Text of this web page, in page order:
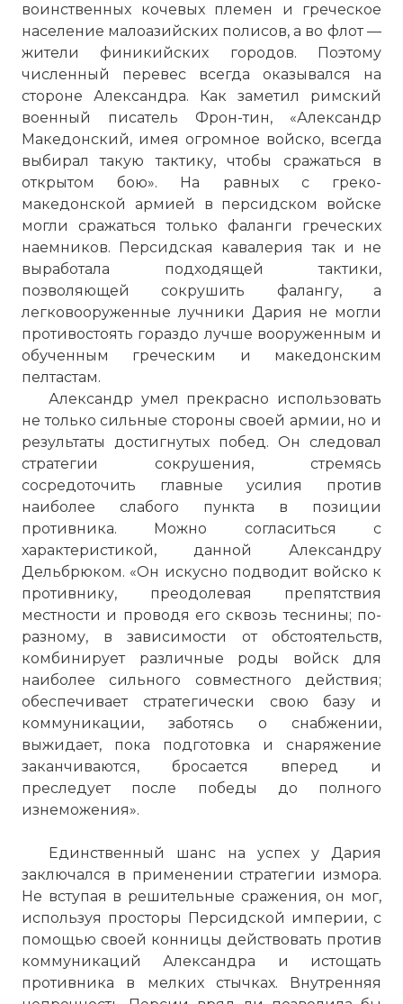
воинственных кочевых племен и греческое
население малоазийских полисов, а во флот —
жители финикийских городов. Поэтому
численный перевес всегда оказывался на
стороне Александра. Как заметил римский
военный писатель Фрон-тин, «Александр
Македонский, имея огромное войско, всегда
выбирал такую тактику, чтобы сражаться в
открытом бою». На равных с греко-
македонской армией в персидском войске
могли сражаться только фаланги греческих
наемников. Персидская кавалерия так и не
выработала подходящей тактики,
позволяющей сокрушить фалангу, а
легковооруженные лучники Дария не могли
противостоять гораздо лучше вооруженным и
обученным греческим и македонским
пелтастам.
Александр умел прекрасно использовать
не только сильные стороны своей армии, но и
результаты достигнутых побед. Он следовал
стратегии сокрушения, стремясь
сосредоточить главные усилия против
наиболее слабого пункта в позиции
противника. Можно согласиться с
характеристикой, данной Александру
Дельбрюком. «Он искусно подводит войско к
противнику, преодолевая препятствия
местности и проводя его сквозь теснины; по-
разному, в зависимости от обстоятельств,
комбинирует различные роды войск для
наиболее сильного совместного действия;
обеспечивает стратегически свою базу и
коммуникации, заботясь о снабжении,
выжидает, пока подготовка и снаряжение
заканчиваются, бросается вперед и
преследует после победы до полного
изнеможения».
Единственный шанс на успех у Дария
заключался в применении стратегии измора.
Не вступая в решительные сражения, он мог,
используя просторы Персидской империи, с
помощью своей конницы действовать против
коммуникаций Александра и истощать
противника в мелких стычках. Внутренняя
Вернуться в статью:Войны Александра
Македонского